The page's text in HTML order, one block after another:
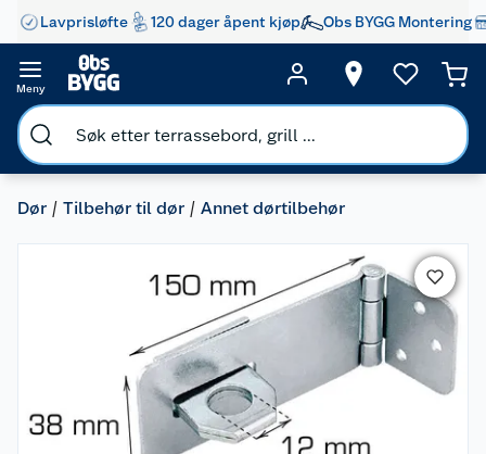
Lavprisløfte 120 dager åpent kjøp Obs BYGG Montering
Meny
Dør Tilbehør til dør Annet dørtilbehør